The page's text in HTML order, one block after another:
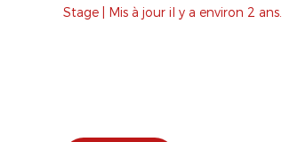
Stage | Mis à jour il y a environ 2 ans.